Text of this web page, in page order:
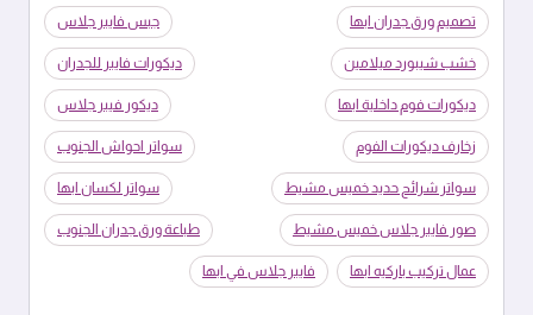
تصميم ورق جدران ابها جبس فايبر جلاس
خشب شيبورد ميلامين ديكورات فايبر للجدران
ديكورات فوم داخلية ابها ديكور فيبر جلاس
زخارف ديكورات الفوم سواتر احواش الجنوب
سواتر شرائح حديد خميس مشيط سواتر لكسان ابها
صور فايبر جلاس خميس مشيط طباعة ورق جدران الجنوب
عمال تركيب باركيه ابها فايبر جلاس في ابها